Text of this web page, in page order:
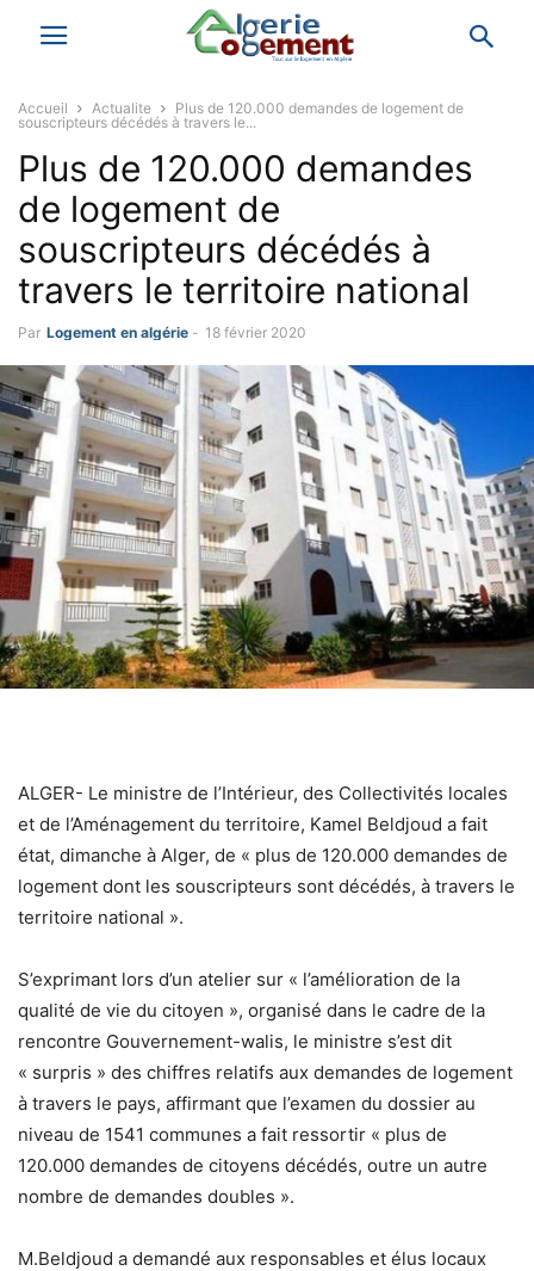
Accueil Actualite
Plus de 120.000 demandes de logement de
souscripteurs décédés à travers le...
Plus de 120.000 demandes
de logement de
souscripteurs décédés à
travers le territoire national
Par Logement en algérie - 18 février 2020
ALGER- Le ministre de l’Intérieur, des Collectivités locales
et de l’Aménagement du territoire, Kamel Beldjoud a fait
état, dimanche à Alger, de « plus de 120.000 demandes de
logement dont les souscripteurs sont décédés, à travers le
territoire national ».
S’exprimant lors d’un atelier sur « l’amélioration de la
qualité de vie du citoyen », organisé dans le cadre de la
rencontre Gouvernement-walis, le ministre s’est dit
« surpris » des chiffres relatifs aux demandes de logement
à travers le pays, affirmant que l’examen du dossier au
niveau de 1541 communes a fait ressortir « plus de
120.000 demandes de citoyens décédés, outre un autre
nombre de demandes doubles ».
M.Beldjoud a demandé aux responsables et élus locaux